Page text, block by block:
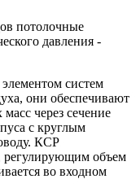
потолочные
давления -
элементом систем
они обеспечивают
через сечение
с круглым
КСР
регулирующим объем
во входном